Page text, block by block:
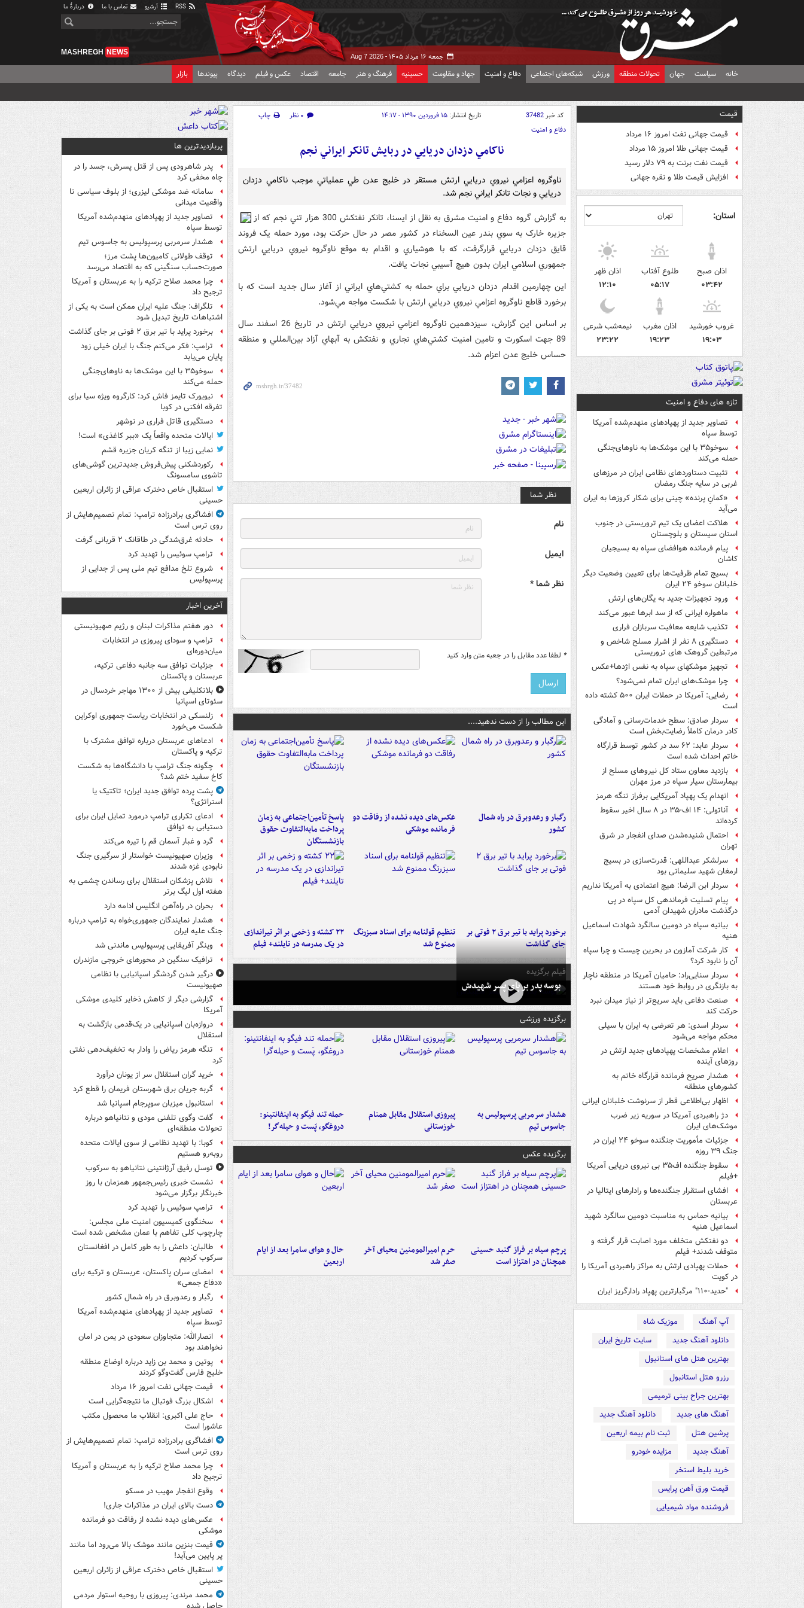
آرشیو تماس با ما دربارهٔ ما
جمعه ۱۶ مرداد ۱۴۰۵ - Aug 7 2026
MASHREGH NEWS
خانه سیاست جهان تحولات منطقه ورزش شبکه‌های اجتماعی دفاع و امنیت جهاد و مقاومت حسینیه فرهنگ و هنر جامعه اقتصاد عکس و فیلم دیدگاه پیوندها بازار
قیمت
قیمت جهانی نفت امروز ۱۶ مرداد
قیمت جهانی طلا امروز ۱۵ مرداد
قیمت نفت برنت به ۷۹ دلار رسید
افزایش قیمت طلا و نقره جهانی
استان:
اذان صبح
۰۳:۴۲
طلوع آفتاب
۰۵:۱۷
اذان ظهر
۱۲:۱۰
غروب خورشید
۱۹:۰۳
اذان مغرب
۱۹:۲۳
نیمه‌شب شرعی
۲۳:۲۲
تازه های دفاع و امنیت
تصاویر جدید از پهپادهای منهدم‌شده آمریکا
توسط سپاه
سوخو۳۵ با این موشک‌ها به ناوهای‌جنگی
حمله می‌کند
تثبیت دستاوردهای نظامی ایران در مرزهای
غربی در سایه جنگ رمضان
«کمانِ پرنده» چینی برای شکار کروزها به ایران
می‌آید
هلاکت اعضای یک تیم تروریستی در جنوب
استان سیستان و بلوچستان
پیام فرمانده هوافضای سپاه به بسیجیان
کاشان
بسیج تمام ظرفیت‌ها برای تعیین وضعیت دیگر
خلبانان سوخو ۲۴ ایران
ورود تجهیزات جدید به یگان‌های ارتش
ماهواره ایرانی که از سد ابرها عبور می‌کند
تکذیب شایعه معافیت سربازان فراری
دستگیری ۸ نفر از اشرار مسلح شاخص و
مرتبطین گروهک های تروریستی
تجهیز موشکهای سپاه به نفس اژدها+عکس
چرا موشک‌های ایران تمام نمی‌شود؟
رضایی: آمریکا در حملات ایران ۵۰۰ کشته داده
است
سردار صادق: سطح خدمات‌رسانی و آمادگی
کادر درمان کاملاً رضایت‌بخش است
سردار عابد: ۶۲ سد در کشور توسط قرارگاه
خاتم احداث شده است
بازدید معاون ستاد کل نیروهای مسلح از
بیمارستان سیار سپاه در مرز مهران
انهدام یک پهپاد آمریکایی برفراز تنگه هرمز
آناتولی: ۱۴ اف-۳۵ در ۸ سال اخیر سقوط
کرده‌اند
احتمال شنیده‌شدن صدای انفجار در شرق
تهران
سرلشکر عبداللهی: قدرت‌سازی در بسیج
ارمغان شهید سلیمانی بود
سردار ابن الرضا: هیچ اعتمادی به آمریکا نداریم
پیام تسلیت فرماندهی کل سپاه در پی
درگذشت مادران شهیدان آدمی
بیانیه سپاه در دومین سالگرد شهادت اسماعیل
هنیه
کار شرکت آمازون در بحرین چیست و چرا سپاه
آن را نابود کرد؟
سردار سنایی‌راد: حامیان آمریکا در منطقه ناچار
به بازنگری در روابط خود هستند
صنعت دفاعی باید سریع‌تر از نیاز میدان نبرد
حرکت کند
سردار اسدی: هر تعرضی به ایران با سیلی
محکم مواجه می‌شود
اعلام مشخصات پهپادهای جدید ارتش در
روزهای آینده
هشدار صریح فرمانده قرارگاه خاتم‌ به
کشورهای منطقه
اظهار بی‌اطلاعی قطر از سرنوشت خلبانان ایرانی
دژ راهبردی آمریکا در سوریه زیر ضرب
موشک‌های ایران
جزئیات مأموریت جنگنده سوخو ۲۴ ایران در
جنگ ۳۹ روزه
سقوط جنگنده اف۳۵ بی نیروی دریایی آمریکا
+فیلم
افشای استقرار جنگنده‌ها و رادارهای ایتالیا در
عربستان
بیانیه حماس به مناسبت دومین سالگرد شهید
اسماعیل هنیه
دو نفتکش متخلف مورد اصابت قرار گرفته و
متوقف شدند+ فیلم
حملات پهپادی ارتش به مراکز راهبردی آمریکا را
در کویت
"حدید-۱۱۰" مرگبارترین پهپاد رادارگریز ایران
آپ آهنگ
موزیک شاه
دانلود آهنگ جدید
سایت تاریخ ایران
بهترین هتل های استانبول
رزرو هتل استانبول
بهترین جراح بینی ترمیمی
آهنگ های جدید
دانلود آهنگ جدید
پرشین هتل
ثبت نام بیمه اربعین
آهنگ جدید
مزایده خودرو
خرید بلیط استخر
قیمت ورق آهن پرایس
فروشنده مواد شیمیایی
کد خبر37482 تاریخ انتشار: ۱۵ فروردین ۱۳۹۰ - ۱۴:۱۷ ۰ نظر
چاپ
دفاع و امنیت
ناکامي دزدان دريايي در ربايش تانکر ايراني نجم
ناوگروه اعزامي نيروي دريايي ارتش مستقر در خليج عدن طي عملياتي موجب ناکامي دزدان
دريايي و نجات تانکر ايراني نجم شد.
به گزارش گروه دفاع و امنيت مشرق به نقل از ايسنا، تانکر نفتکش 300 هزار تني نجم که از
جزيره خارک به سوي بندر عين السخناء در کشور مصر در حال حرکت بود، مورد حمله يک فروند
قايق دزدان دريايي قرارگرفت، که با هوشياري و اقدام به موقع ناوگروه نيروي دريايي ارتش
جمهوري اسلامي ايران بدون هيچ آسيبي نجات يافت.
اين چهارمين اقدام دزدان دريايي براي حمله به کشتي‌هاي ايراني از آغاز سال جديد است که با
برخورد قاطع ناوگروه اعزامي نيروي دريايي ارتش با شکست مواجه مي‌شود.
بر اساس اين گزارش، سيزدهمين ناوگروه اعزامي نيروي دريايي ارتش در تاريخ 26 اسفند سال
89 جهت اسکورت و تامين امنيت کشتي‌هاي تجاري و نفتکش به آبهاي آزاد بين‌المللي و منطقه
حساس خليج عدن اعزام شد.
نظر شما
نام
ایمیل
نظر شما *
* لطفا عدد مقابل را در جعبه متن وارد کنید
این مطالب را از دست ندهید....
رگبار و رعدوبرق در راه شمال
کشور
عکس‌های دیده نشده از رفاقت دو
فرمانده‌ موشکی
پاسخ تأمین‌اجتماعی به زمان
پرداخت مابه‌التفاوت حقوق
بازنشستگان
برخورد پراید با تیر برق ۲ فوتی بر
جای گذاشت
تنظیم قولنامه برای اسناد سبزرنگ
ممنوع شد
۲۲ کشته و زخمی بر اثر تیراندازی
در یک مدرسه در تایلند+ فیلم
فیلم برگزیده
بوسه‌ پدر بر پای پسر شهیدش
برگزیده ورزشی
هشدار سرمربی پرسپولیس به
جاسوس تیم
پیروزی استقلال مقابل همنام
خوزستانی
حمله تند فیگو به اینفانتینو:
دروغگو، پَست‌ و حیله‌گر!
برگزیده عکس
پرچم سیاه بر فراز گنبد حسینی
همچنان در اهتزاز است
حرم امیرالمومنین محیای آخر
صفر شد
حال و هوای سامرا بعد از ایام
اربعین
پربازدیدترین ها
پدر شاهرودی پس از قتل پسرش، جسد را در
چاه مخفی کرد
سامانه ضد موشکی لیزری؛ از بلوف سیاسی تا
واقعیت میدانی
تصاویر جدید از پهپادهای منهدم‌شده آمریکا
توسط سپاه
هشدار سرمربی پرسپولیس به جاسوس تیم
توقف طولانی کامیون‌ها پشت مرز؛
صورت‌حساب سنگینی که به اقتصاد می‌رسد
چرا محمد صلاح ترکیه را به عربستان و آمریکا
ترجیح داد
تلگراف: جنگ علیه ایران ممکن است به یکی از
اشتباهات تاریخ تبدیل شود
برخورد پراید با تیر برق ۲ فوتی بر جای گذاشت
ترامپ: فکر می‌کنم جنگ با ایران خیلی زود
پایان می‌یابد
سوخو۳۵ با این موشک‌ها به ناوهای‌جنگی
حمله می‌کند
نیویورک تایمز فاش کرد: کارگروه ویژه سیا برای
تفرقه افکنی در کوبا
دستگیری قاتل فراری در نوشهر
ایالات متحده واقعاً یک «ببر کاغذی» است!
نمایی زیبا از تنگه کریان جزیره قشم
رکوردشکنی پیش‌فروش جدیدترین گوشی‌های
تاشوی سامسونگ
استقبال خاص دخترک عراقی از زائران اربعین
حسینی
افشاگری برادرزاده ترامپ: تمام تصمیم‌هایش از
روی ترس است
حادثه غرق‌شدگی در طاقانک ۲ قربانی گرفت
ترامپ سوئیس را تهدید کرد
شروع تلخ مدافع تیم ملی پس از جدایی از
پرسپولیس
آخرین اخبار
دور هفتم مذاکرات لبنان و رژیم صهیونیستی
ترامپ و سودای پیروزی در انتخابات
میان‌دوره‌ای
جزئیات توافق سه جانبه دفاعی ترکیه،
عربستان و پاکستان
بلاتکلیفی بیش از ۱۳۰۰ مهاجر خردسال در
سئوتای اسپانیا
زلنسکی در انتخابات ریاست جمهوری اوکراین
شکست می‌خورد
ادعاهای عربستان درباره توافق مشترک با
ترکیه و پاکستان
چگونه جنگ ترامپ با دانشگاه‌ها به شکست
کاخ سفید ختم شد؟
پشت پرده توافق جدید ایران؛ تاکتیک یا
استراتژی؟
ادعای تکراری ترامپ درمورد تمایل ایران برای
دستیابی به توافق
گرد و غبار آسمان قم را تیره می‌کند
وزیران صهیونیست خواستار از سرگیری جنگ
نابودی غزه شدند
تلاش پزشکان استقلال برای رساندن چشمی به
هفته اول لیگ برتر
بحران در راه‌آهن انگلیس ادامه دارد
هشدار نمایندگان جمهوری‌خواه به ترامپ درباره
جنگ علیه ایران
وینگر آفریقایی پرسپولیس ماندنی شد
ترافیک سنگین در محورهای خروجی مازندران
درگیر شدن گردشگر اسپانیایی با نظامی
صهیونیست
گزارشی دیگر از کاهش ذخایر کلیدی موشکی
آمریکا
دروازه‌بان اسپانیایی در یک‌قدمی بازگشت به
استقلال
تنگه هرمز ریاض را وادار به تخفیف‌دهی نفتی
کرد
خرید گران استقلال سر از یونان درآورد
گربه جریان برق شهرستان فریمان را قطع کرد
استانبول میزبان سوپرجام اسپانیا شد
گفت وگوی تلفنی مودی و نتانیاهو درباره
تحولات منطقه‌ای
کوبا: با تهدید نظامی از سوی ایالات متحده
روبه‌رو هستیم
توسل رفیق آرژانتینی نتانیاهو به سرکوب
نشست خبری رئیس‌جمهور همزمان با روز
خبرنگار برگزار می‌شود
ترامپ سوئیس را تهدید کرد
سخنگوی کمیسیون امنیت ملی مجلس:
چارچوب کلی تفاهم با عمان مشخص شده است
طالبان: داعش را به طور کامل در افغانستان
سرکوب کردیم
امضای سران پاکستان، عربستان و ترکیه برای
«دفاع جمعی»
رگبار و رعدوبرق در راه شمال کشور
تصاویر جدید از پهپادهای منهدم‌شده آمریکا
توسط سپاه
انصارالله: متجاوزان سعودی در یمن در امان
نخواهند بود
پوتین و محمد بن زاید درباره اوضاع منطقه
خلیج فارس گفت‌وگو کردند
قیمت جهانی نفت امروز ۱۶ مرداد
اشکال بزرگ فوتبال ما نتیجه‌گرایی است
حاج علی اکبری: انقلاب ما محصول مکتب
عاشورا است
افشاگری برادرزاده ترامپ: تمام تصمیم‌هایش از
روی ترس است
چرا محمد صلاح ترکیه را به عربستان و آمریکا
ترجیح داد
وقوع انفجار مهیب در مسکو
دست بالای ایران در مذاکرات جاری!
عکس‌های دیده نشده از رفاقت دو فرمانده‌
موشکی
قیمت بنزین مانند موشک بالا می‌رود اما مانند
پر پایین می‌آید!
استقبال خاص دخترک عراقی از زائران اربعین
حسینی
محمد مرندی: پیروزی با روحیه استوار مردمی